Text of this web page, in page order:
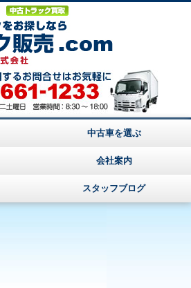
中古車を選ぶ
会社案内
スタッフブログ